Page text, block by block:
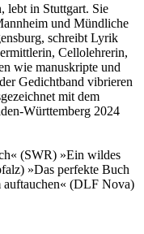
lebt in Stuttgart. Sie
und Mündliche
schreibt Lyrik
Cellolehrerin,
wie manuskripte und
Gedichtband vibrieren
mit dem
Württemberg 2024
(SWR) »Ein wildes
»Das perfekte Buch
(DLF Nova)